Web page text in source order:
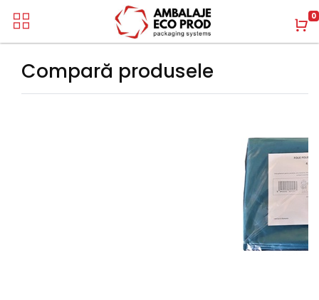
0
Compară produsele